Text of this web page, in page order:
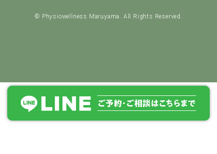
© Physiowellness Maruyama. All Rights Reserved.